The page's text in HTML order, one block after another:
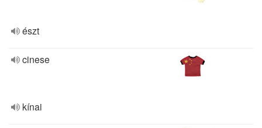
észt
cinese
kínai